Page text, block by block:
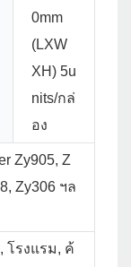
0mm
(LXW
XH) 5u
nits/กล่
อง
Zy905, Z
Zy306 ฯล
โรงแรม, ค้